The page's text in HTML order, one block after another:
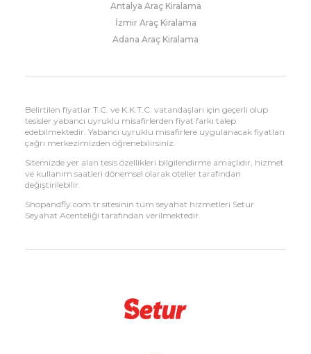
Antalya Araç Kiralama
İzmir Araç Kiralama
Adana Araç Kiralama
Belirtilen fiyatlar T.C. ve K.K.T.C. vatandaşları için geçerli olup
tesisler yabancı uyruklu misafirlerden fiyat farkı talep
edebilmektedir. Yabancı uyruklu misafirlere uygulanacak fiyatları
çağrı merkezimizden öğrenebilirsiniz.
Sitemizde yer alan tesis özellikleri bilgilendirme amaçlıdır, hizmet
ve kullanım saatleri dönemsel olarak oteller tarafından
değiştirilebilir.
Shopandfly.com.tr sitesinin tüm seyahat hizmetleri Setur
Seyahat Acenteliği tarafından verilmektedir.